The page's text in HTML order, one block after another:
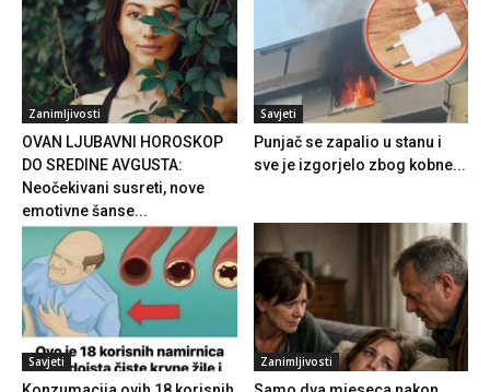
Zanimljivosti
OVAN LJUBAVNI HOROSKOP
DO SREDINE AVGUSTA:
Neočekivani susreti, nove
emotivne šanse...
Savjeti
Punjač se zapalio u stanu i
sve je izgorjelo zbog kobne...
Savjeti Zanimljivosti